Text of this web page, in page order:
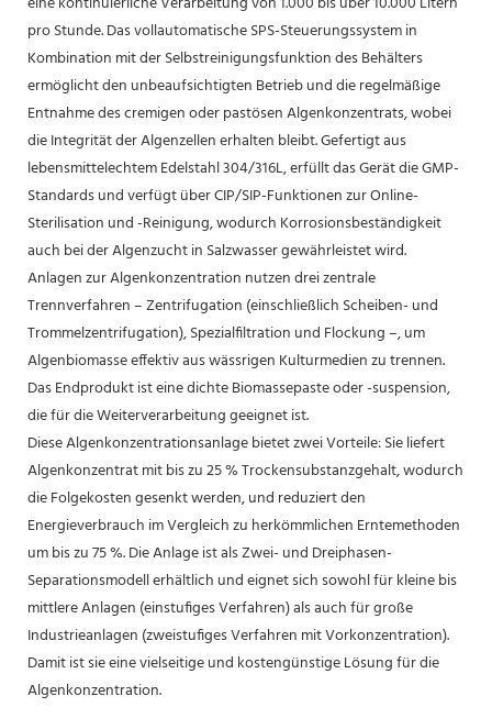
pro Stunde. Das vollautomatische SPS-Steuerungssystem in
Kombination mit der Selbstreinigungsfunktion des Behälters
ermöglicht den unbeaufsichtigten Betrieb und die regelmäßige
Entnahme des cremigen oder pastösen Algenkonzentrats, wobei
die Integrität der Algenzellen erhalten bleibt. Gefertigt aus
lebensmittelechtem Edelstahl 304/316L, erfüllt das Gerät die GMP-
Standards und verfügt über CIP/SIP-Funktionen zur Online-
Sterilisation und -Reinigung, wodurch Korrosionsbeständigkeit
auch bei der Algenzucht in Salzwasser gewährleistet wird.
Anlagen zur Algenkonzentration nutzen drei zentrale
Trennverfahren – Zentrifugation (einschließlich Scheiben- und
Trommelzentrifugation), Spezialfiltration und Flockung –, um
Algenbiomasse effektiv aus wässrigen Kulturmedien zu trennen.
Das Endprodukt ist eine dichte Biomassepaste oder -suspension,
die für die Weiterverarbeitung geeignet ist.
Diese Algenkonzentrationsanlage bietet zwei Vorteile: Sie liefert
Algenkonzentrat mit bis zu 25 % Trockensubstanzgehalt, wodurch
die Folgekosten gesenkt werden, und reduziert den
Energieverbrauch im Vergleich zu herkömmlichen Erntemethoden
um bis zu 75 %. Die Anlage ist als Zwei- und Dreiphasen-
Separationsmodell erhältlich und eignet sich sowohl für kleine bis
mittlere Anlagen (einstufiges Verfahren) als auch für große
Industrieanlagen (zweistufiges Verfahren mit Vorkonzentration).
Damit ist sie eine vielseitige und kostengünstige Lösung für die
Algenkonzentration.